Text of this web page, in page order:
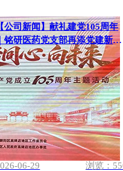
公司新闻】献礼建党105周年
铭研医药党支部再添党建新荣
06-29 浏览：